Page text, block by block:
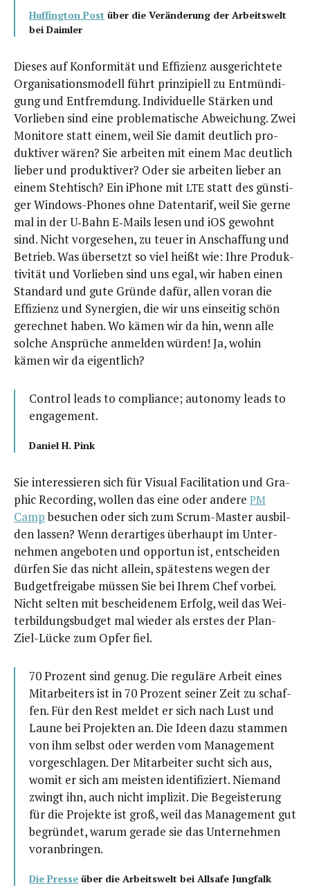
Huf­fing­ton Post über die Ver­än­de­rung der Arbeits­welt
bei Daimler
Die­ses auf Kon­for­mi­tät und Effi­zi­enz aus­ge­rich­te­te
Orga­ni­sa­ti­ons­mo­dell führt prin­zi­pi­ell zu Ent­mün­di­
gung und Ent­frem­dung. Indi­vi­du­el­le Stär­ken und
Vor­lie­ben sind eine pro­ble­ma­ti­sche Abwei­chung. Zwei
Moni­to­re statt einem, weil Sie damit deut­lich pro­
duk­ti­ver wären? Sie arbei­ten mit einem Mac deut­lich
lie­ber und pro­duk­ti­ver? Oder sie arbei­ten lie­ber an
einem Steh­tisch? Ein iPho­ne mit LTE statt des güns­ti­
ger Win­dows-Pho­nes ohne Daten­ta­rif, weil Sie ger­ne
mal in der U‑Bahn E‑Mails lesen und iOS gewohnt
sind. Nicht vor­ge­se­hen, zu teu­er in Anschaf­fung und
Betrieb. Was über­setzt so viel heißt wie: Ihre Pro­duk­
ti­vi­tät und Vor­lie­ben sind uns egal, wir haben einen
Stan­dard und gute Grün­de dafür, allen vor­an die
Effi­zi­enz und Syn­er­gien, die wir uns ein­sei­tig schön
gerech­net haben. Wo kämen wir da hin, wenn alle
sol­che Ansprü­che anmel­den wür­den! Ja, wohin
kämen wir da eigentlich?
Con­trol leads to com­pli­ance; auto­no­my leads to
engagement.
Dani­el H. Pink
Sie inter­es­sie­ren sich für Visu­al Faci­li­ta­ti­on und Gra­
phic Recor­ding, wol­len das eine oder ande­re PM
Campbesu­chen oder sich zum Scrum-Mas­ter aus­bil­
den las­sen? Wenn der­ar­ti­ges über­haupt im Unter­
neh­men ange­bo­ten und oppor­tun ist, ent­schei­den
dür­fen Sie das nicht allein, spä­tes­tens wegen der
Bud­get­frei­ga­be müs­sen Sie bei Ihrem Chef vor­bei.
Nicht sel­ten mit beschei­de­nem Erfolg, weil das Wei­
ter­bil­dungs­bud­get mal wie­der als ers­tes der Plan-
Ziel-Lücke zum Opfer fiel.
70 Pro­zent sind genug. Die regu­lä­re Arbeit eines
Mit­ar­bei­ters ist in 70 Pro­zent sei­ner Zeit zu schaf­
fen. Für den Rest mel­det er sich nach Lust und
Lau­ne bei Pro­jek­ten an. Die Ideen dazu stam­men
von ihm selbst oder wer­den vom Manage­ment
vor­ge­schla­gen. Der Mit­ar­bei­ter sucht sich aus,
womit er sich am meis­ten iden­ti­fi­ziert. Nie­mand
zwingt ihn, auch nicht impli­zit. Die Begeis­te­rung
für die Pro­jek­te ist groß, weil das Manage­ment gut
begrün­det, war­um gera­de sie das Unter­neh­men
voranbringen.
Die Pres­se über die Arbeits­welt bei All­safe Jungfalk